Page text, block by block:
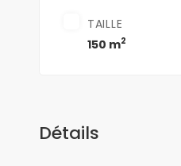
TAILLE
150 m2
Détails